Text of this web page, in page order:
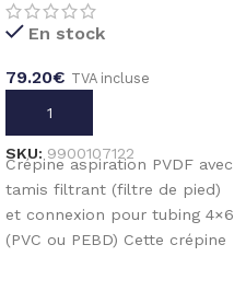
En stock
79.20€ TVA incluse
AJOUTER AU PANIER
SKU: 9900107122
Crépine aspiration PVDF avec
tamis filtrant (filtre de pied)
et connexion pour tubing 4×6
(PVC ou PEBD) Cette crépine